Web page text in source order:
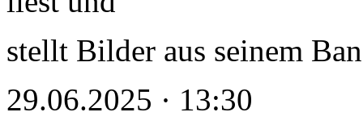
stellt Bilder aus seinem
29.06.2025 · 13:30